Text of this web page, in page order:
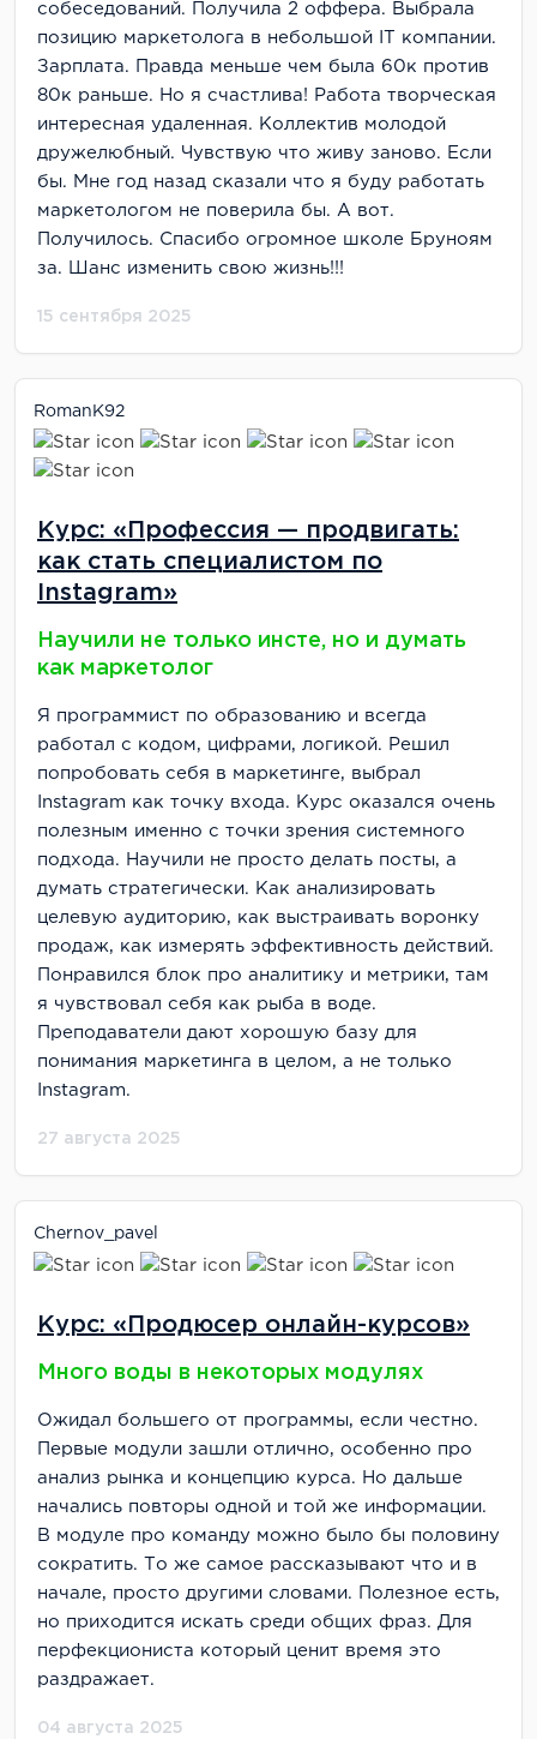
собеседований. Получила 2 оффера. Выбрала
позицию маркетолога в небольшой IT компании.
Зарплата. Правда меньше чем была 60к против
80к раньше. Но я счастлива! Работа творческая
интересная удаленная. Коллектив молодой
дружелюбный. Чувствую что живу заново. Если
бы. Мне год назад сказали что я буду работать
маркетологом не поверила бы. А вот.
Получилось. Спасибо огромное школе Бруноям
за. Шанс изменить свою жизнь!!!
15 сентября 2025
RomanK92
Курс: «Профессия — продвигать:
как стать специалистом по
Instagram»
Научили не только инсте, но и думать
как маркетолог
Я программист по образованию и всегда
работал с кодом, цифрами, логикой. Решил
попробовать себя в маркетинге, выбрал
Instagram как точку входа. Курс оказался очень
полезным именно с точки зрения системного
подхода. Научили не просто делать посты, а
думать стратегически. Как анализировать
целевую аудиторию, как выстраивать воронку
продаж, как измерять эффективность действий.
Понравился блок про аналитику и метрики, там
я чувствовал себя как рыба в воде.
Преподаватели дают хорошую базу для
понимания маркетинга в целом, а не только
Instagram.
27 августа 2025
Chernov_pavel
Курс: «Продюсер онлайн-курсов»
Много воды в некоторых модулях
Ожидал большего от программы, если честно.
Первые модули зашли отлично, особенно про
анализ рынка и концепцию курса. Но дальше
начались повторы одной и той же информации.
В модуле про команду можно было бы половину
сократить. То же самое рассказывают что и в
начале, просто другими словами. Полезное есть,
но приходится искать среди общих фраз. Для
перфекциониста который ценит время это
раздражает.
04 августа 2025